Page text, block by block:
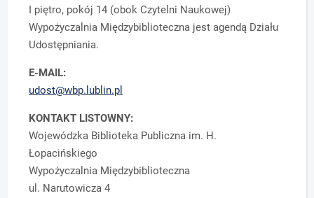
I piętro, pokój 14 (obok Czytelni Naukowej)
Wypożyczalnia Międzybiblioteczna jest agendą Działu
Udostępniania.
E-MAIL:
udost@wbp.lublin.pl
KONTAKT LISTOWNY:
Wojewódzka Biblioteka Publiczna im. H.
Łopacińskiego
Wypożyczalnia Międzybiblioteczna
ul. Narutowicza 4